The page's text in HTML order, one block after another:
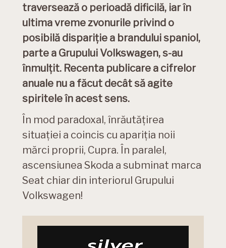
traversează o perioadă dificilă, iar în
ultima vreme zvonurile privind o
posibilă dispariție a brandului spaniol,
parte a Grupului Volkswagen, s-au
înmulțit. Recenta publicare a cifrelor
anuale nu a făcut decât să agite
spiritele în acest sens.
În mod paradoxal, înrăutățirea
situației a coincis cu apariția noii
mărci proprii, Cupra. În paralel,
ascensiunea Skoda a subminat marca
Seat chiar din interiorul Grupului
Volkswagen!